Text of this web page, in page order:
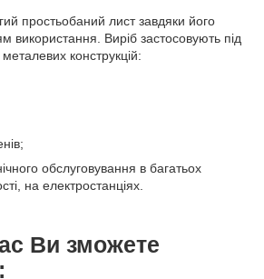
простьобаний лист завдяки його
використання. Виріб застосовують під
конструкцій:
обслуговування в багатьох
на електростанціях.
Ви зможете